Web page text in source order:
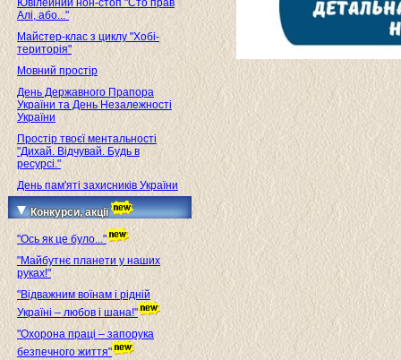
Ювілейний нон-стоп "Сто прав
Алі, або..."
Майстер-клас з циклу "Хобі-
територія"
Мовний простір
День Державного Прапора
України та День Незалежності
України
Простір твоєї ментальності
"Дихай. Відчувай. Будь в
ресурсі."
День пам'яті захисників України
Конкурси, акції
"Ось як це було..."
"Майбутнє планети у наших
руках!"
"Відважним воїнам і рідній
Україні – любов і шана!"
"Охорона праці – запорука
безпечного життя"